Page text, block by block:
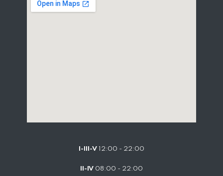
I-III-V 12:00 - 22:00
II-IV 08:00 - 22:00